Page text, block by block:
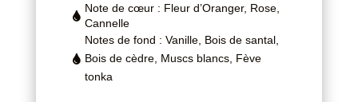

Note de cœur : Fleur d’Oranger, Rose,
Cannelle

Notes de fond : Vanille, Bois de santal,
Bois de cèdre, Muscs blancs, Fève
tonka